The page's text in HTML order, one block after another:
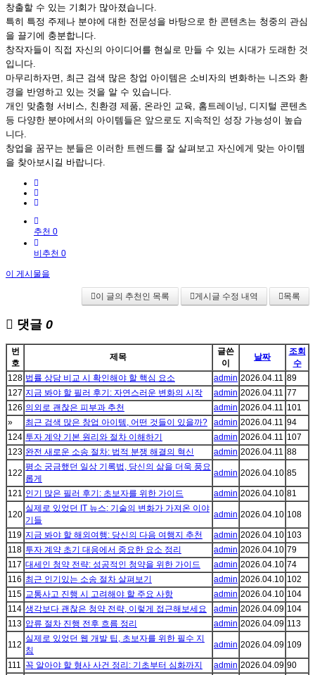
창출할 수 있는 기회가 많아졌습니다.
특히 특정 주제나 분야에 대한 전문성을 바탕으로 한 콘텐츠는 청중의 관심
을 끌기에 충분합니다.
창작자들이 직접 자신의 아이디어를 현실로 만들 수 있는 시대가 도래한 것
입니다.
마무리하자면, 최근 검색 많은 창업 아이템은 소비자의 변화하는 니즈와 환
경을 반영하고 있는 것을 알 수 있습니다.
개인 맞춤형 서비스, 친환경 제품, 온라인 교육, 홈트레이닝, 디지털 콘텐츠
등 다양한 분야에서의 아이템들은 앞으로도 지속적인 성장 가능성이 높습
니다.
창업을 꿈꾸는 분들은 이러한 트렌드를 잘 살펴보고 자신에게 맞는 아이템
을 찾아보시길 바랍니다.
추천 0
비추천 0
이 게시물을
이 글의 추천인 목록 게시글 수정 내역 목록
댓글 0
번
호
제목
글쓴
이
날짜
조회
수
128 법률 상담 비교 시 확인해야 할 핵심 요소 admin 2026.04.11 89
127 지금 봐야 할 필러 후기: 자연스러운 변화의 시작 admin 2026.04.11 77
126 의외로 괜찮은 피부과 추천 admin 2026.04.11 101
»
최근 검색 많은 창업 아이템, 어떤 것들이 있을까? admin 2026.04.11 94
124 투자 계약 기본 원리와 절차 이해하기 admin 2026.04.11 107
123 완전 새로운 소송 절차: 법적 분쟁 해결의 혁신 admin 2026.04.11 88
122
평소 궁금했던 일상 기록법, 당신의 삶을 더욱 풍요
롭게
admin 2026.04.10 85
121 인기 많은 필러 후기: 초보자를 위한 가이드 admin 2026.04.10 81
120
실제로 있었던 IT 뉴스: 기술의 변화가 가져온 이야
기들
admin 2026.04.10 108
119 지금 봐야 할 해외여행: 당신의 다음 여행지 추천 admin 2026.04.10 103
118 투자 계약 초기 대응에서 중요한 요소 정리 admin 2026.04.10 79
117 대세인 청약 전략: 성공적인 청약을 위한 가이드 admin 2026.04.10 74
116 최근 인기있는 소송 절차 살펴보기 admin 2026.04.10 102
115 교통사고 진행 시 고려해야 할 주요 사항 admin 2026.04.10 104
114 생각보다 괜찮은 청약 전략, 이렇게 접근해보세요 admin 2026.04.09 104
113 압류 절차 진행 전후 흐름 정리 admin 2026.04.09 113
112
실제로 있었던 웹 개발 팁, 초보자를 위한 필수 지
침
admin 2026.04.09 109
111 꼭 알아야 할 형사 사건 정리: 기초부터 심화까지 admin 2026.04.09 90